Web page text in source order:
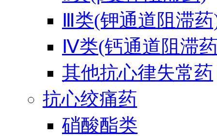
Ⅲ类(钾通道阻滞
Ⅳ类(钙通道阻滞
其他抗心律失常药
抗心绞痛药
硝酸酯类